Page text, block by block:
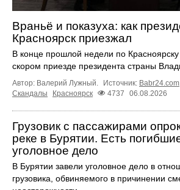
Враньё и показуха: как
Красноярск приезжал
В конце прошлой недели по
скором приезде президента страны
Автор: Валерий Лужный. Источник: Babr24.com
Скандалы
Красноярск 4737 06.08.2026
Грузовик с пассажирами
реке в Бурятии. Есть
уголовное дело
В Бурятии завели уголовное дело в
грузовика, обвиняемого в причинении